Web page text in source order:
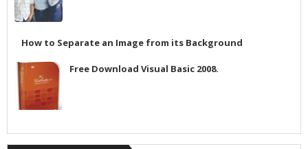
How to Separate an Image from its Background
Free Download Visual Basic 2008.